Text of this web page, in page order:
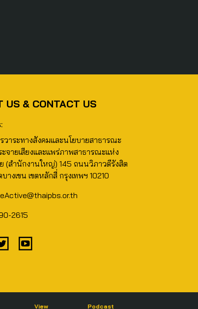
US & CONTACT US
วาระทางสังคมและนโยบายสาธารณะ
ะจายเสียงและแพร่ภาพสาธารณะแห่ง
ย (สำนักงานใหญ่) 145 ถนนวิภาวดีรังสิต
างเขน เขตหลักสี่ กรุงเทพฯ 10210
2615
View Podcast